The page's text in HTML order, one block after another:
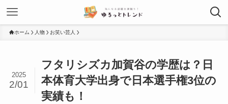
ホーム 人物 お笑い芸人
フタリシズカ加賀谷の学歴は？日
本体育大学出身で日本選手権3位の
実績も！
2025
2/01